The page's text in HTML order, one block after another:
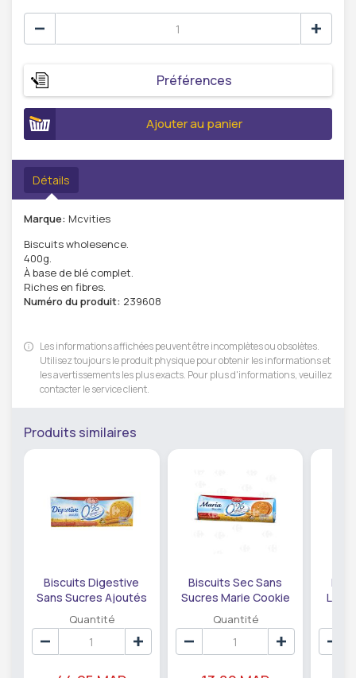
Préférences
Ajouter au panier
Détails
Marque: Mcvities
Biscuits wholesence.
400g.
À base de blé complet.
Riches en fibres.
Numéro du produit: 239608
Les informations affichées peuvent être incomplètes ou obsolètes.
Utilisez toujours le produit physique pour obtenir les informations et
les avertissements les plus exacts. Pour plus d'informations, veuillez
contacter le service client.
Produits similaires
Biscuits Digestive
Sans Sucres Ajoutés
Digesta Cuetara 400g
Quantité
Biscuits Sec Sans
Sucres Marie Cookie
Digesta 200g.
Quantité
Light